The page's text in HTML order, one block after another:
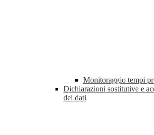
Monitoraggio tempi
Dichiarazioni sostitutive e
dei dati